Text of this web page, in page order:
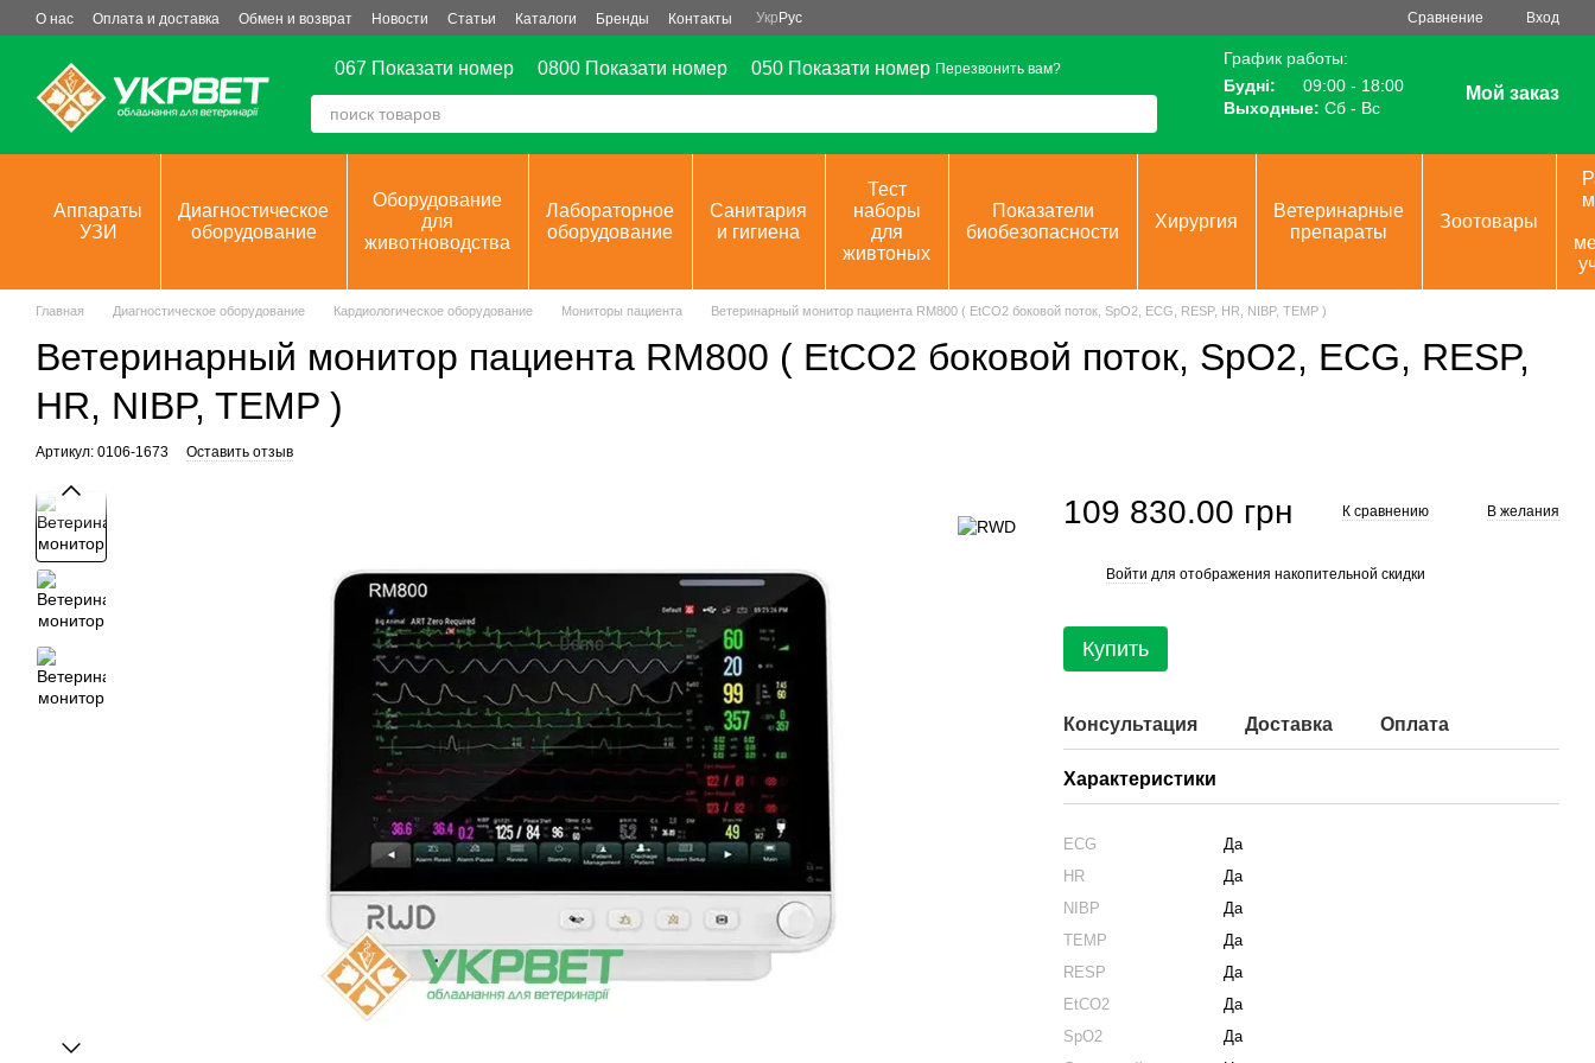
Перейти к основному контенту
О нас Оплата и доставка Обмен и возврат Новости Статьи Каталоги Бренды Контакты Укр Рус Сравнение Вход
067 Показати номер 0800 Показати номер 050 Показати номер Перезвонить вам?
График работы:
Будні:
09:00 - 18:00
Выходные: Сб - Вс
Мой заказ
Аппараты
УЗИ
Диагностическое
оборудование
Оборудование
для
животноводства
Лабораторное
оборудование
Санитария
и гигиена
Тест
наборы
для
живтоных
Показатели
биобезопасности
Хирургия
Ветеринарные
препараты
Зоотовары
Главная Диагностическое оборудование Кардиологическое оборудование Мониторы пациента Ветеринарный монитор пациента RM800 ( EtCO2 боковой поток, SpO2, ECG, RESP, HR, NIBP, TEMP )
Ветеринарный монитор пациента RM800 ( EtCO2 боковой поток, SpO2, ECG, RESP,
HR, NIBP, TEMP )
Артикул: 0106-1673 Оставить отзыв
109 830.00 грн К сравнению В желания
Войти для отображения накопительной скидки
Купить
Консультация Доставка Оплата
Характеристики
ECG
Да
HR
Да
NIBP
Да
TEMP
Да
RESP
Да
EtCO2
Да
SpO2
Да